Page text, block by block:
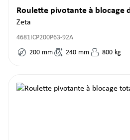
Roulette pivotante à blocage
Zeta
4681ICP200P63-92A
200 mm 240 mm 800 kg